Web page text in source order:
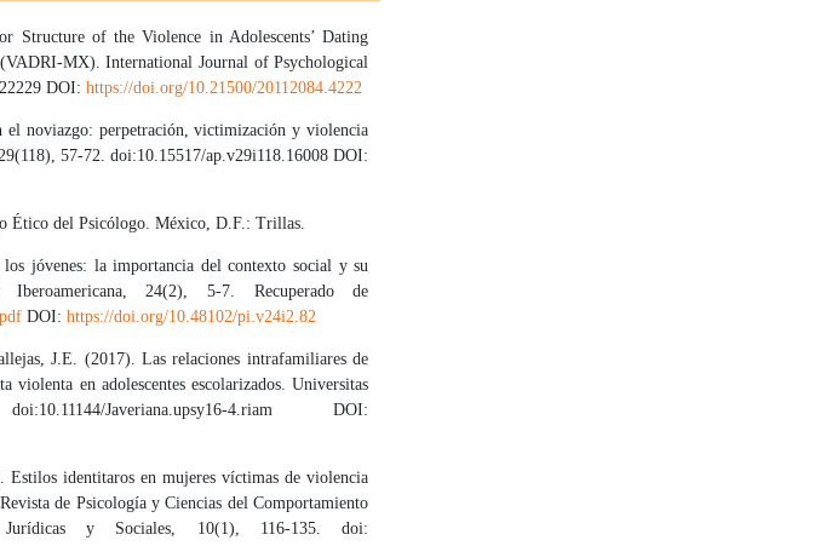
of the Violence in Adolescents’ Dating
MX). International Journal of Psychological
DOI: https://doi.org/10.21500/20112084.4222
noviazgo: perpetración, victimización y violencia
57-72. doi:10.15517/ap.v29i118.16008 DOI:
Ético del Psicólogo. México, D.F.: Trillas.
jóvenes: la importancia del contexto social y su
24(2), 5-7. Recuperado de
DOI: https://doi.org/10.48102/pi.v24i2.82
J.E. (2017). Las relaciones intrafamiliares de
violenta en adolescentes escolarizados. Universitas
Javeriana.upsy16-4.riam DOI:
identitaros en mujeres víctimas de violencia
de Psicología y Ciencias del Comportamiento
y Sociales, 10(1), 116-135. doi: